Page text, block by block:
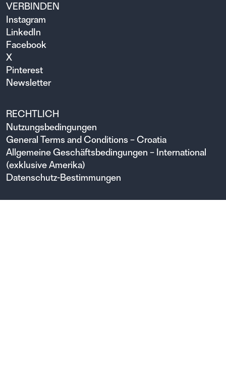
VERBINDEN
Instagram
LinkedIn
Facebook
X
Pinterest
Newsletter
RECHTLICH
Nutzungsbedingungen
General Terms and Conditions – Croatia
Allgemeine Geschäftsbedingungen – International
(exklusive Amerika)
Datenschutz-Bestimmungen